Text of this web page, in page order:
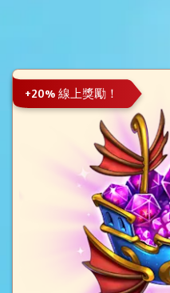
+20% 線上獎勵！